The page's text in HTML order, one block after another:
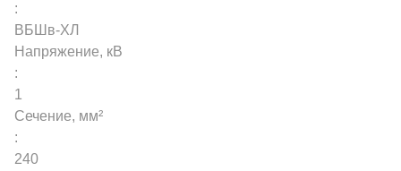
:
ВБШв-ХЛ
Напряжение, кВ
:
1
Сечение, мм²
:
240